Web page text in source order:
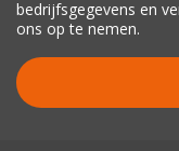
bedrijfsgegevens en
ons op te nemen.